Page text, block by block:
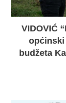
VIDOVIĆ
općinski
budžeta